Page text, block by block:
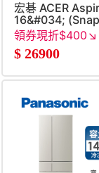
宏碁 ACER
16&#034;
X1-26-
領券現折$400↘
$ 26900